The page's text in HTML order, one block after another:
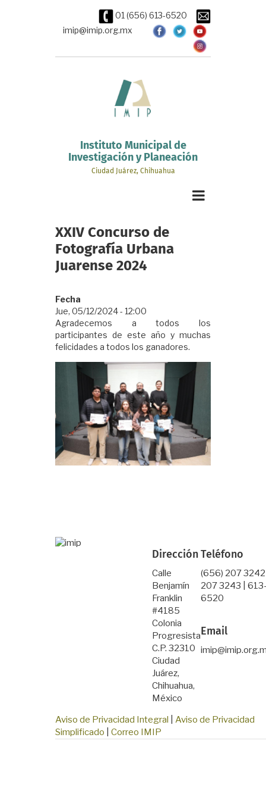
01 (656) 613-6520
imip@imip.org.mx
Instituto Municipal de
Investigación y Planeación
Ciudad Juárez, Chihuahua
XXIV Concurso de
Fotografía Urbana
Juarense 2024
Fecha
Jue, 05/12/2024 - 12:00
Agradecemos a todos los
participantes de este año y muchas
felicidades a todos los ganadores.
Dirección
Calle
Benjamín
Franklin
#4185
Colonia
Progresista
C.P. 32310
Ciudad
Juárez,
Chihuahua,
México
Teléfono
(656) 207
207 3243 |
6520
Email
Aviso de Privacidad Integral |Aviso de Privacidad
Simplificado |Correo IMIP